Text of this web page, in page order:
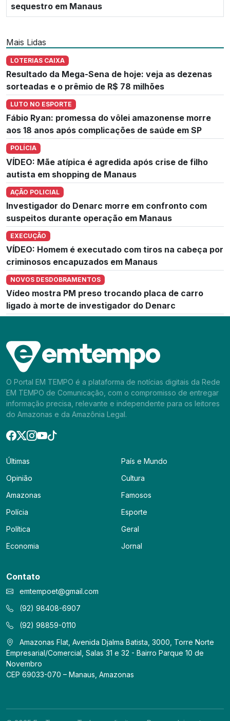
sequestro em Manaus
Mais Lidas
LOTERIAS CAIXA
Resultado da Mega-Sena de hoje: veja as dezenas
sorteadas e o prêmio de R$ 78 milhões
LUTO NO ESPORTE
Fábio Ryan: promessa do vôlei amazonense morre
aos 18 anos após complicações de saúde em SP
POLÍCIA
VÍDEO: Mãe atípica é agredida após crise de filho
autista em shopping de Manaus
AÇÃO POLICIAL
Investigador do Denarc morre em confronto com
suspeitos durante operação em Manaus
EXECUÇÃO
VÍDEO: Homem é executado com tiros na cabeça por
criminosos encapuzados em Manaus
NOVOS DESDOBRAMENTOS
Vídeo mostra PM preso trocando placa de carro
ligado à morte de investigador do Denarc
O Portal EM TEMPO é a plataforma de notícias digitais da Rede
EM TEMPO de Comunicação, com o compromisso de entregar
informação precisa, relevante e independente para os leitores
do Amazonas e da Amazônia Legal.
Últimas
Opinião
Amazonas
Polícia
Política
Economia
País e Mundo
Cultura
Famosos
Esporte
Geral
Jornal
Contato
emtempoet@gmail.com
(92) 98408-6907
(92) 98859-0110
Amazonas Flat, Avenida Djalma Batista, 3000, Torre Norte
Empresarial/Comercial, Salas 31 e 32 - Bairro Parque 10 de
Novembro
CEP 69033-070 – Manaus, Amazonas